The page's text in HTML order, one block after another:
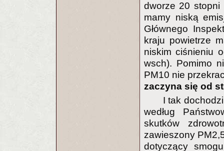
dworze 20 stopni
mamy niską
Głównego
kraju powietrze
niskim ciśnieniu
wsch). Pomimo
PM10 nie
zaczyna się od
I tak
według
skutków
zawieszony
dotyczący